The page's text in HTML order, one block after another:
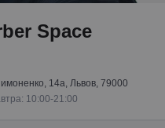
Space
14а, Львов, 79000
10:00-21:00